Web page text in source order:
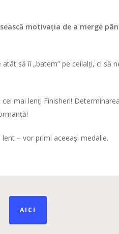
motivația de a merge
atât să îi „batem” pe ceilalți, ci să
mai lenți Finisheri!
– vor primi aceeași medalie.
AICI